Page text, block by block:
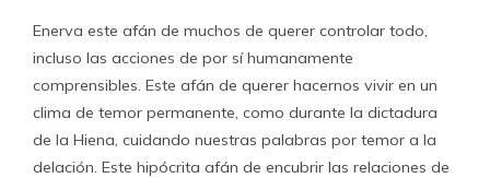
Enerva este afán de muchos de querer controlar todo,
incluso las acciones de por sí humanamente
comprensibles. Este afán de querer hacernos vivir en un
clima de temor permanente, como durante la dictadura
de la Hiena, cuidando nuestras palabras por temor a la
delación. Este hipócrita afán de encubrir las relaciones de